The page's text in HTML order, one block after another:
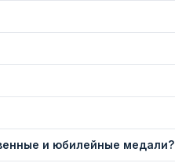
и юбилейные медали?